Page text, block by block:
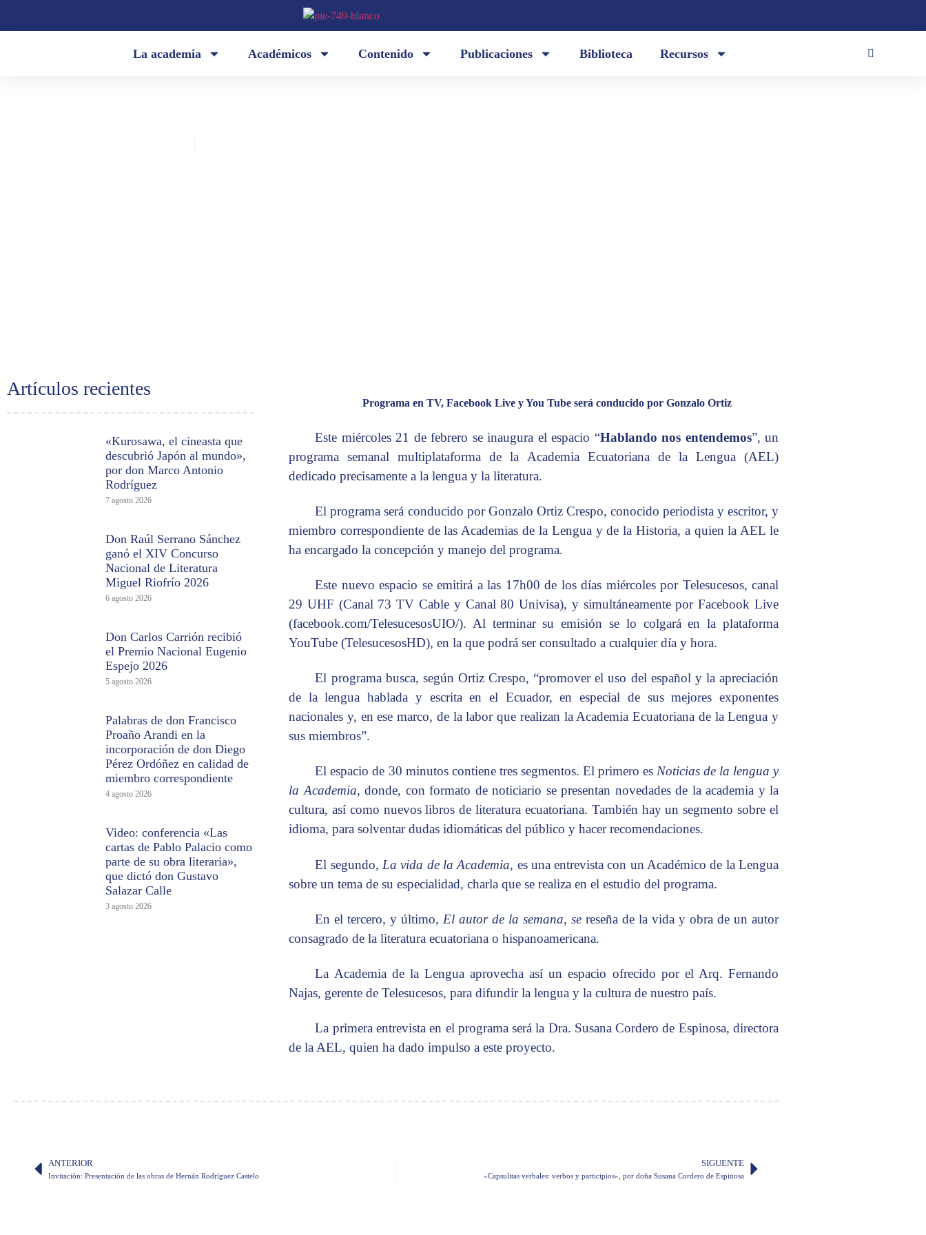
La academia Académicos Contenido Publicaciones Biblioteca Recursos
Artículos recientes
«Kurosawa, el cineasta que
descubrió Japón al mundo»,
por don Marco Antonio
Rodríguez
7 agosto 2026
Don Raúl Serrano Sánchez
ganó el XIV Concurso
Nacional de Literatura
Miguel Riofrío 2026
6 agosto 2026
Don Carlos Carrión recibió
el Premio Nacional Eugenio
Espejo 2026
5 agosto 2026
Palabras de don Francisco
Proaño Arandi en la
incorporación de don Diego
Pérez Ordóñez en calidad de
miembro correspondiente
4 agosto 2026
Video: conferencia «Las
cartas de Pablo Palacio como
parte de su obra literaria»,
que dictó don Gustavo
Salazar Calle
3 agosto 2026
Programa en TV, Facebook Live y You Tube será conducido por Gonzalo Ortiz​
Este miércoles 21 de febrero se inaugura el espacio “Hablando nos entendemos”, un
programa semanal multiplataforma de la Academia Ecuatoriana de la Lengua (AEL)
dedicado precisamente a la lengua y la literatura.
El programa será conducido por Gonzalo Ortiz Crespo, conocido periodista y escritor, y
miembro correspondiente de las Academias de la Lengua y de la Historia, a quien la AEL le
ha encargado la concepción y manejo del programa.
Este nuevo espacio se emitirá a las 17h00 de los días miércoles por Telesucesos, canal
29 UHF (Canal 73 TV Cable y Canal 80 Univisa), y simultáneamente por Facebook Live
(facebook.com/TelesucesosUIO/). Al terminar su emisión se lo colgará en la plataforma
YouTube (TelesucesosHD), en la que podrá ser consultado a cualquier día y hora.
El programa busca, según Ortiz Crespo, “promover el uso del español y la apreciación
de la lengua hablada y escrita en el Ecuador, en especial de sus mejores exponentes
nacionales y, en ese marco, de la labor que realizan la Academia Ecuatoriana de la Lengua y
sus miembros”.
El espacio de 30 minutos contiene tres segmentos. El primero es Noticias de la lengua y
la Academia, donde, con formato de noticiario se presentan novedades de la academia y la
cultura, así como nuevos libros de literatura ecuatoriana. También hay un segmento sobre el
idioma, para solventar dudas idiomáticas del público y hacer recomendaciones.
El segundo, La vida de la Academia, es una entrevista con un Académico de la Lengua
sobre un tema de su especialidad, charla que se realiza en el estudio del programa.
En el tercero, y último, El autor de la semana, sereseña de la vida y obra de un autor
consagrado de la literatura ecuatoriana o hispanoamericana.
La Academia de la Lengua aprovecha así un espacio ofrecido por el Arq. Fernando
Najas, gerente de Telesucesos, para difundir la lengua y la cultura de nuestro país.
La primera entrevista en el programa será la Dra. Susana Cordero de Espinosa, directora
de la AEL, quien ha dado impulso a este proyecto.
ANTERIOR
Invitación: Presentación de las obras de Hernán Rodríguez Castelo
SIGUENTE
«Capsulitas verbales: verbos y participios», por doña Susana Cordero de Espinosa